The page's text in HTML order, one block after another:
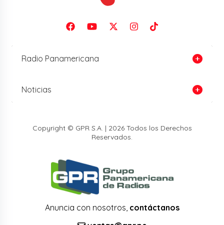
Radio Panamericana
Noticias
Copyright © GPR S.A. | 2026 Todos los Derechos
Reservados.
Anuncia con nosotros, contáctanos